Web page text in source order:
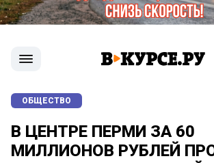
ОБЩЕСТВО
В ЦЕНТРЕ ПЕРМИ ЗА 60
МИЛЛИОНОВ РУБЛЕЙ